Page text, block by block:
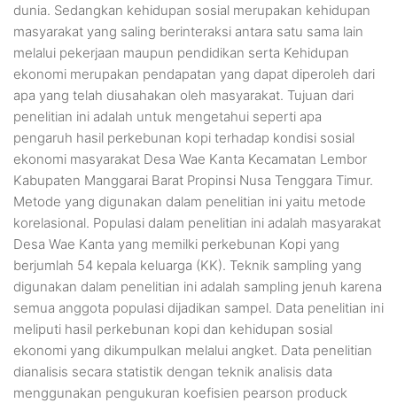
dunia. Sedangkan kehidupan sosial merupakan kehidupan
masyarakat yang saling berinteraksi antara satu sama lain
melalui pekerjaan maupun pendidikan serta Kehidupan
ekonomi merupakan pendapatan yang dapat diperoleh dari
apa yang telah diusahakan oleh masyarakat. Tujuan dari
penelitian ini adalah untuk mengetahui seperti apa
pengaruh hasil perkebunan kopi terhadap kondisi sosial
ekonomi masyarakat Desa Wae Kanta Kecamatan Lembor
Kabupaten Manggarai Barat Propinsi Nusa Tenggara Timur.
Metode yang digunakan dalam penelitian ini yaitu metode
korelasional. Populasi dalam penelitian ini adalah masyarakat
Desa Wae Kanta yang memilki perkebunan Kopi yang
berjumlah 54 kepala keluarga (KK). Teknik sampling yang
digunakan dalam penelitian ini adalah sampling jenuh karena
semua anggota populasi dijadikan sampel. Data penelitian ini
meliputi hasil perkebunan kopi dan kehidupan sosial
ekonomi yang dikumpulkan melalui angket. Data penelitian
dianalisis secara statistik dengan teknik analisis data
menggunakan pengukuran koefisien pearson produck